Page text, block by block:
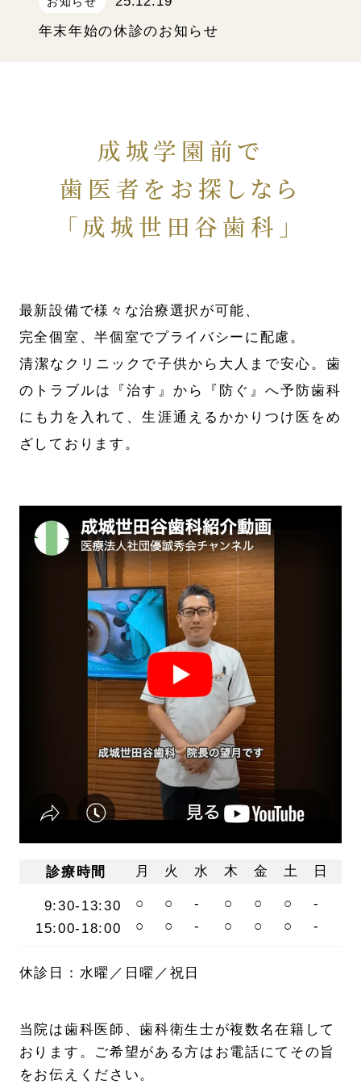
年末年始の休診のお知らせ
成城学園前で
歯医者をお探しなら
「成城世田谷歯科」
最新設備で様々な治療選択が可能、
完全個室、半個室でプライバシーに配慮。
清潔なクリニックで子供から大人まで安心。歯
のトラブルは『治す』から『防ぐ』へ予防歯科
にも力を入れて、生涯通えるかかりつけ医をめ
ざしております。
診療時間 月 火 水 木 金 土 日
9:30-13:30 ○ ○ - ○ ○ ○
-
15:00-18:00
○ ○ - ○ ○ ○ -
休診日：水曜／日曜／祝日
当院は歯科医師、歯科衛生士が複数名在籍して
おります。ご希望がある方はお電話にてその旨
をお伝えください。